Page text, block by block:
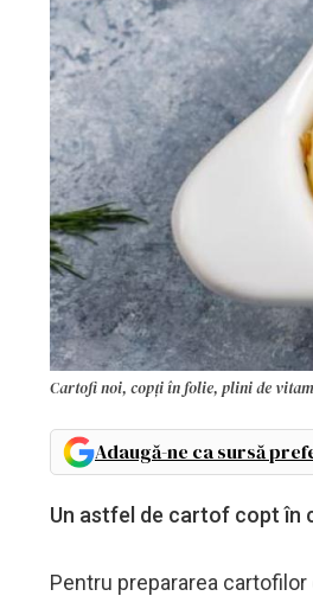
Cartofi noi, copți în folie, plini de
Adaugă-ne ca sursă
Un astfel de cartof copt în
Pentru prepararea